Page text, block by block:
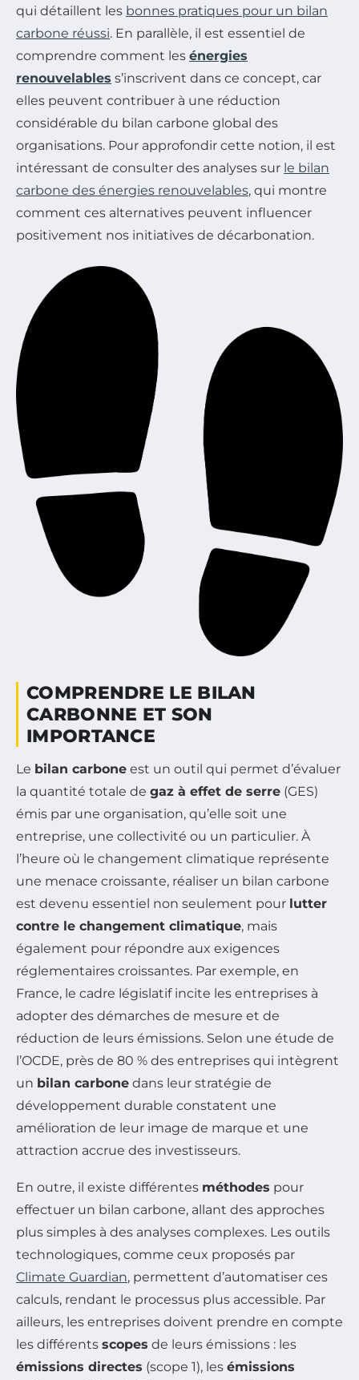
qui détaillent les bonnes pratiques pour un bilan
carbone réussi. En parallèle, il est essentiel de
comprendre comment les énergies
renouvelables s’inscrivent dans ce concept, car
elles peuvent contribuer à une réduction
considérable du bilan carbone global des
organisations. Pour approfondir cette notion, il est
intéressant de consulter des analyses sur le bilan
carbone des énergies renouvelables, qui montre
comment ces alternatives peuvent influencer
positivement nos initiatives de décarbonation.
COMPRENDRE LE BILAN
CARBONNE ET SON
IMPORTANCE
Le bilan carbone est un outil qui permet d’évaluer
la quantité totale de gaz à effet de serre (GES)
émis par une organisation, qu’elle soit une
entreprise, une collectivité ou un particulier. À
l’heure où le changement climatique représente
une menace croissante, réaliser un bilan carbone
est devenu essentiel non seulement pour lutter
contre le changement climatique, mais
également pour répondre aux exigences
réglementaires croissantes. Par exemple, en
France, le cadre législatif incite les entreprises à
adopter des démarches de mesure et de
réduction de leurs émissions. Selon une étude de
l’OCDE, près de 80 % des entreprises qui intègrent
un bilan carbone dans leur stratégie de
développement durable constatent une
amélioration de leur image de marque et une
attraction accrue des investisseurs.
En outre, il existe différentes méthodes pour
effectuer un bilan carbone, allant des approches
plus simples à des analyses complexes. Les outils
technologiques, comme ceux proposés par
Climate Guardian, permettent d’automatiser ces
calculs, rendant le processus plus accessible. Par
ailleurs, les entreprises doivent prendre en compte
les différents scopes de leurs émissions : les
émissions directes (scope 1), les émissions